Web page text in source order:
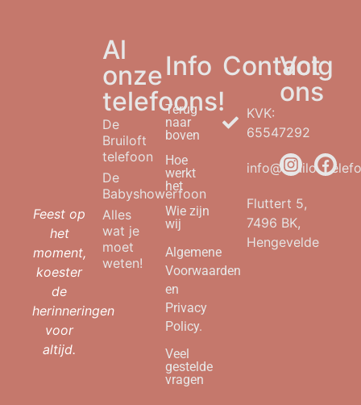
Feest op
het
moment,
koester
de
herinneringen
voor
altijd.
Al
onze
telefoons!
De
Bruiloft
telefoon
De
Babyshowerfoon
Alles
wat je
moet
weten!
Info
Terug
naar
boven
Hoe
werkt
het
Wie zijn
wij
Algemene
Voorwaarden
en
Privacy
Policy.
Veel
gestelde
vragen
Contact
KVK:
65547292
Fluttert 5,
7496 BK,
Hengevelde
Volg
ons